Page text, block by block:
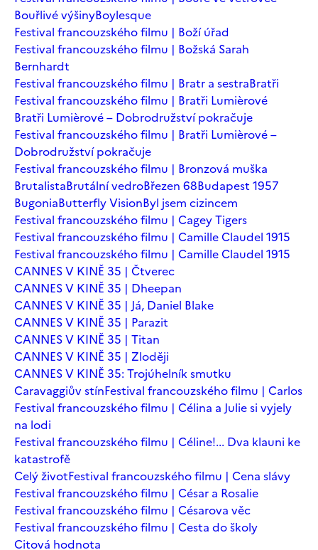
Bouřlivé výšinyBoylesque
Festival francouzského filmu | Boží úřad
Festival francouzského filmu | Božská Sarah
Bernhardt
Festival francouzského filmu | Bratr a sestraBratři
Festival francouzského filmu | Bratři Lumièrové
Bratři Lumièrové – Dobrodružství pokračuje
Festival francouzského filmu | Bratři Lumièrové –
Dobrodružství pokračuje
Festival francouzského filmu | Bronzová muška
BrutalistaBrutální vedroBřezen 68Budapest 1957
BugoniaButterfly VisionByl jsem cizincem
Festival francouzského filmu | Cagey Tigers
Festival francouzského filmu | Camille Claudel 1915
Festival francouzského filmu | Camille Claudel 1915
CANNES V KINĚ 35 | Čtverec
CANNES V KINĚ 35 | Dheepan
CANNES V KINĚ 35 | Já, Daniel Blake
CANNES V KINĚ 35 | Parazit
CANNES V KINĚ 35 | Titan
CANNES V KINĚ 35 | Zloději
CANNES V KINĚ 35: Trojúhelník smutku
Caravaggiův stínFestival francouzského filmu | Carlos
Festival francouzského filmu | Célina a Julie si vyjely
na lodi
Festival francouzského filmu | Céline!... Dva klauni ke
katastrofě
Celý životFestival francouzského filmu | Cena slávy
Festival francouzského filmu | César a Rosalie
Festival francouzského filmu | Césarova věc
Festival francouzského filmu | Cesta do školy
Citová hodnota